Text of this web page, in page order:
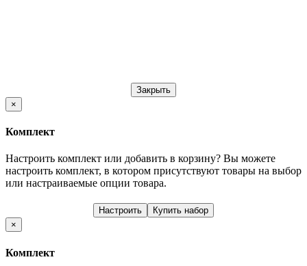
Закрыть
×
Комплект
Настроить комплект или добавить в корзину? Вы можете
настроить комплект, в котором присутствуют товары на выбор
или настраиваемые опции товара.
Настроить
Купить набор
×
Комплект